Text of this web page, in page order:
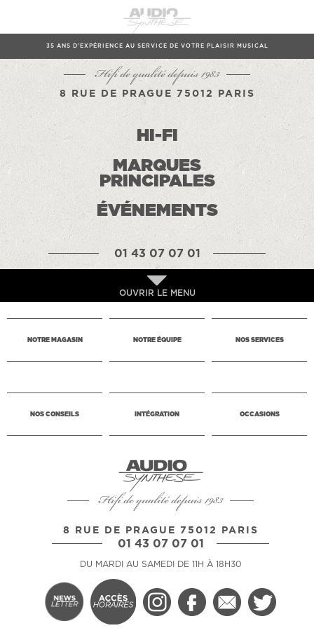
35 ANS D'EXPÉRIENCE AU SERVICE DE VOTRE PLAISIR MUSICAL
Hifi de qualité depuis 1983
8 RUE DE PRAGUE 75012 PARIS
HI-FI
MARQUES
PRINCIPALES
ÉVÉNEMENTS
01 43 07 07 01
OUVRIR LE MENU
NOTRE MAGASIN NOTRE ÉQUIPE NOS SERVICES
NOS CONSEILS INTÉGRATION OCCASIONS
Hifi de qualité depuis 1983
8 RUE DE PRAGUE 75012 PARIS
01 43 07 07 01
DU MARDI AU SAMEDI DE 11H À 18H30